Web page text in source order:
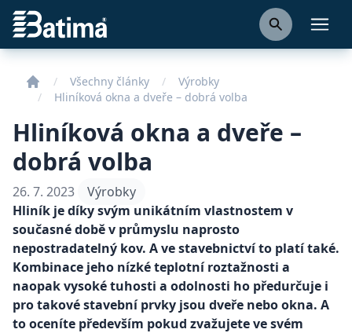
Batima
Všechny články
Výrobky
Hliníková okna a dveře – dobrá volba
Hliníková okna a dveře –
dobrá volba
26. 7. 2023
Výrobky
Hliník je díky svým unikátním vlastnostem v
současné době v průmyslu naprosto
nepostradatelný kov. A ve stavebnictví to platí také.
Kombinace jeho nízké teplotní roztažnosti a
naopak vysoké tuhosti a odolnosti ho předurčuje i
pro takové stavební prvky jsou dveře nebo okna. A
to oceníte především pokud zvažujete ve svém